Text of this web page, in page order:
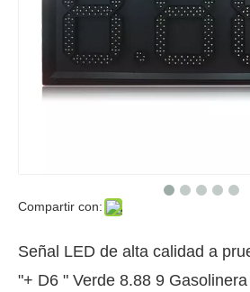
Compartir con:
Señal LED de alta calidad a
"+ D6 " Verde 8.88 9 Gasolinera